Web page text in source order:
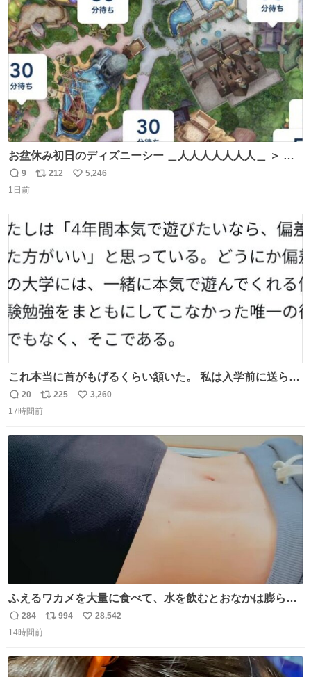
ト
数
数
お盆休み初日のディズニーシー ＿人人人人人人人＿ ＞ 空
い て る！＜ ￣^Y^Y^Y^Y^ Y￣
返
信
9
リ
ト
数
212
い
数
5,246
1日前
これ本当に首がもげるくらい頷いた。 私は入学前に送られ
てきた、大学のサークル紹介冊子を見た時点で終わりを感
じたので、女子大でもないくせに偏差値の高い大学のイン
た。 高偏差値に行けないならせめてそれくらいした方が予
後がいいです。 https://t.co/9nMHIrETkw
返
信
20
リ
ポ
225
い
3,260
17時間前
ふえるワカメを大量に食べて、水を飲むとおなかは膨ら
む・・・・！？ ⚠️よい子は絶対マネしないでね⚠️ #夏休み
の自由研究
返
信
284
リ
ト
994
い
数
28,542
14時間前